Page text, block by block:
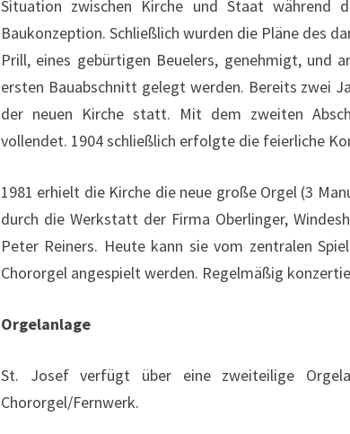
E
F
K
I
R
C
E
Situation zwischen Kirche und Staat während
Baukonzeption. Schließlich wurden die Pläne des
Prill, eines gebürtigen Beuelers, genehmigt, und
ersten Bauabschnitt gelegt werden. Bereits zwei
der neuen Kirche statt. Mit dem zweiten
vollendet. 1904 schließlich erfolgte die feierliche
1981 erhielt die Kirche die neue große Orgel (3
durch die Werkstatt der Firma Oberlinger,
Peter Reiners. Heute kann sie vom zentralen
Chororgel angespielt werden. Regelmäßig
Orgelanlage
St. Josef verfügt über eine zweiteilige
Chororgel/Fernwerk.